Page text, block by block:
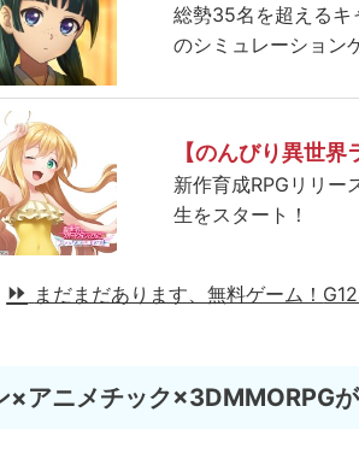
総勢35名を超えるキ
のシミュレーション
【のんびり異世界
新作育成RPGリリー
生をスタート！
まだまだあります、無料ゲーム！
×アニメチック×3DMMORPG